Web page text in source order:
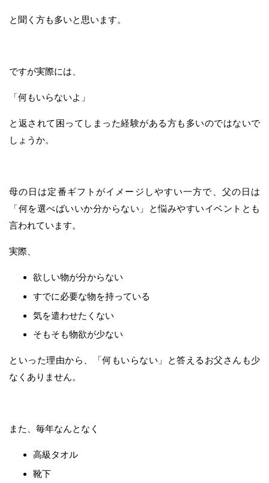
と聞く方も多いと思います。
ですが実際には、
「何もいらないよ」
と返されて困ってしまった経験がある方も多いのではないで
しょうか。
母の日は定番ギフトがイメージしやすい一方で、父の日は
「何を選べばいいか分からない」と悩みやすいイベントとも
言われています。
実際、
欲しい物が分からない
すでに必要な物を持っている
気を遣わせたくない
そもそも物欲が少ない
といった理由から、「何もいらない」と答えるお父さんも少
なくありません。
また、毎年なんとなく
高級タオル
靴下